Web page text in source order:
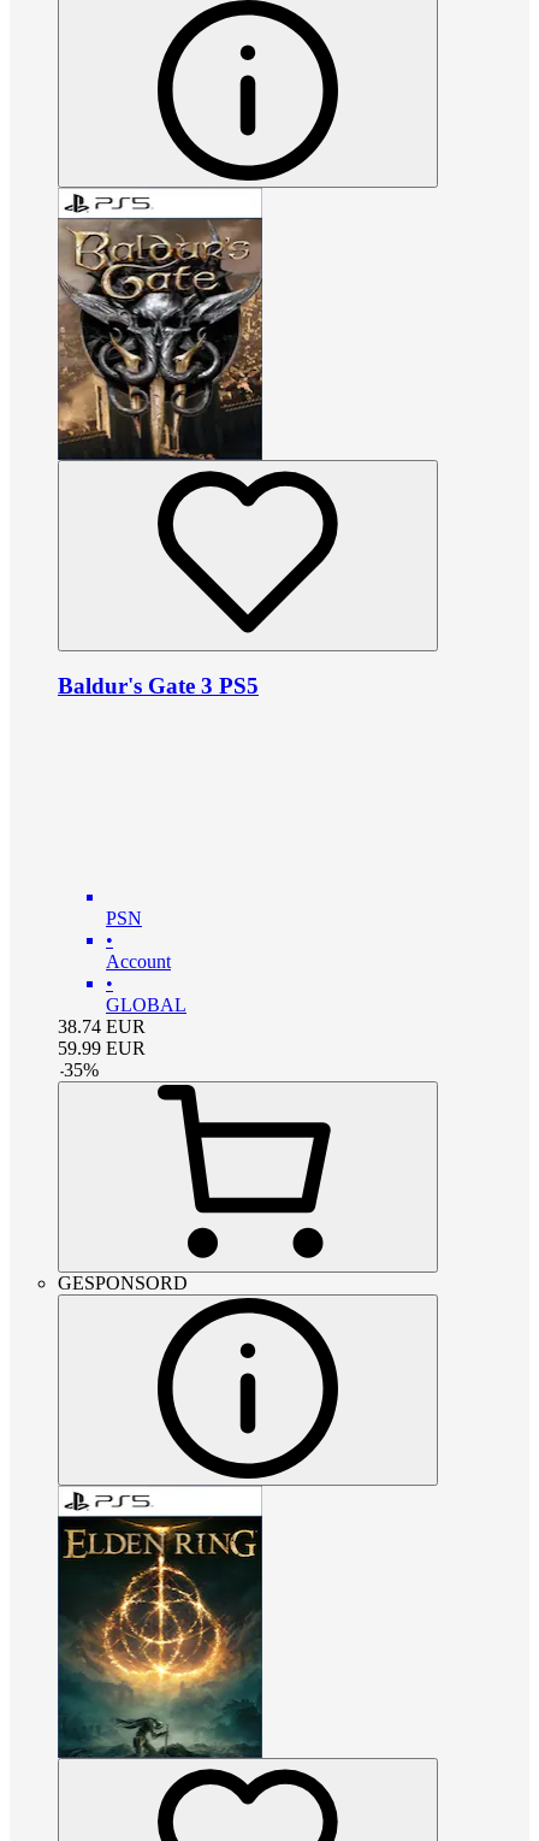
Baldur's Gate 3 PS5
PSN
•
Account
•
GLOBAL
38.74 EUR
59.99 EUR
-35%
GESPONSORD